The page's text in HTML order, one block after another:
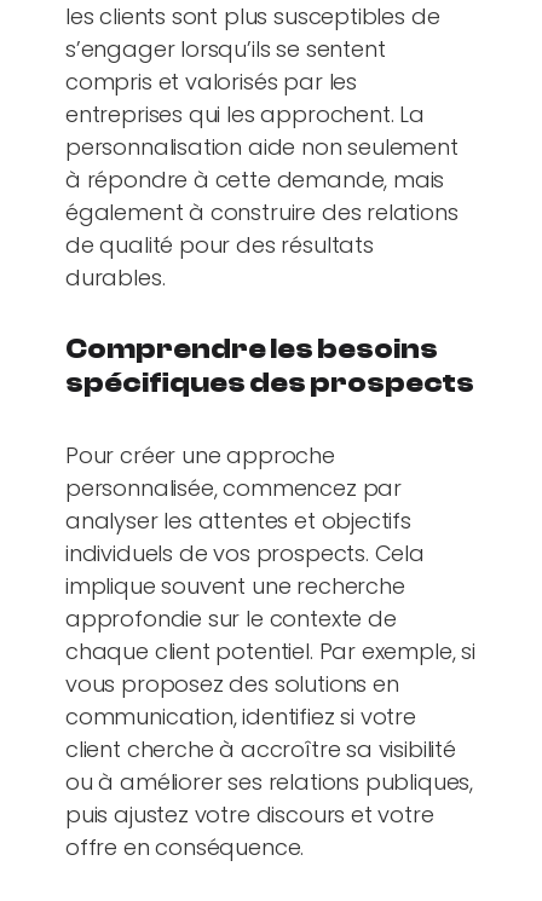
les clients sont plus susceptibles de
s’engager lorsqu’ils se sentent
compris et valorisés par les
entreprises qui les approchent. La
personnalisation aide non seulement
à répondre à cette demande, mais
également à construire des relations
de qualité pour des résultats
durables.
Comprendre les besoins
spécifiques des prospects
Pour créer une approche
personnalisée, commencez par
analyser les attentes et objectifs
individuels de vos prospects. Cela
implique souvent une recherche
approfondie sur le contexte de
chaque client potentiel. Par exemple, si
vous proposez des solutions en
communication, identifiez si votre
client cherche à accroître sa visibilité
ou à améliorer ses relations publiques,
puis ajustez votre discours et votre
offre en conséquence.